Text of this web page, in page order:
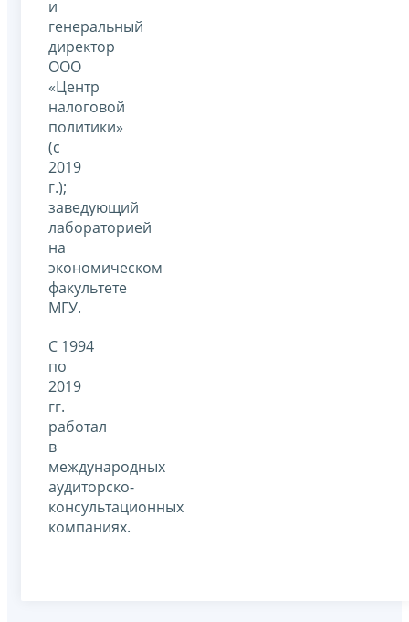
и
генеральный
директор
ООО
«Центр
налоговой
политики»
(с
2019
г.);
заведующий
лабораторией
на
экономическом
факультете
МГУ.
С 1994
по
2019
гг.
работал
в
международных
аудиторско-
консультационных
компаниях.